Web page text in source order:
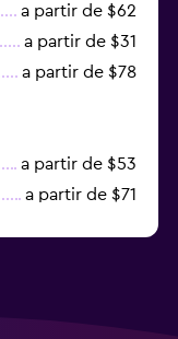
a partir de $62
a partir de $31
a partir de $78
a partir de $53
a partir de $71